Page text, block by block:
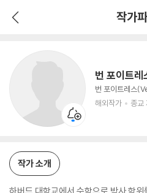
작가
번 포이트레
번 포이트레스
해외작가
종교
작가 소개